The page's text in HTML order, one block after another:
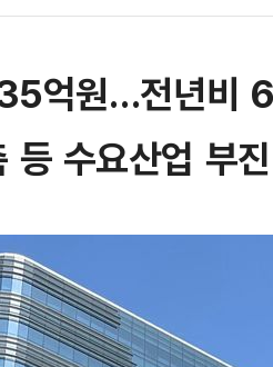
억원…전년비
등 수요산업 부